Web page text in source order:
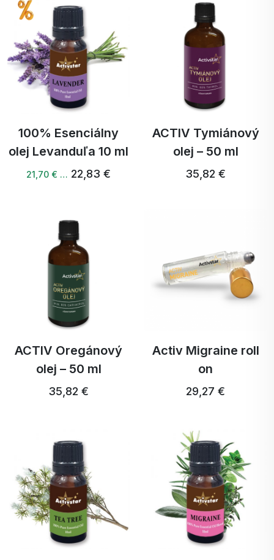
100% Esenciálny
olej Levanduľa 10 ml
21,70 € … 22,83 €
ACTIV Tymiánový
olej – 50 ml
35,82 €
ACTIV Oregánový
olej – 50 ml
35,82 €
Activ Migraine roll
on
29,27 €